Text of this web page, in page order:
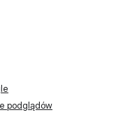
podglądów